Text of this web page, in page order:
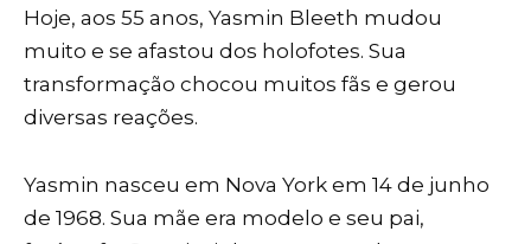
Hoje, aos 55 anos, Yasmin Bleeth mudou
muito e se afastou dos holofotes. Sua
transformação chocou muitos fãs e gerou
diversas reações.
Yasmin nasceu em Nova York em 14 de junho
de 1968. Sua mãe era modelo e seu pai,